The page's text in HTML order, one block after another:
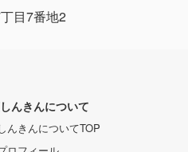
目7番地2
んきんについて
んきんについてTOP